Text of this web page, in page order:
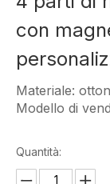
con
Materiale:
Modello di
Quantità: